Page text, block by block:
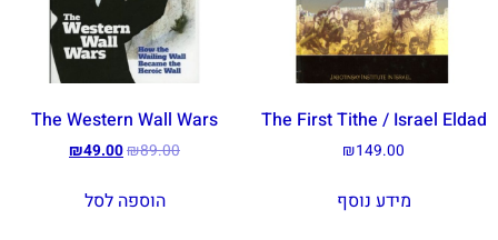
The First Tithe / Israel Eldad
₪149.00
מידע נוסף
The Western Wall Wars
₪89.00
₪49.00
הוספה לסל